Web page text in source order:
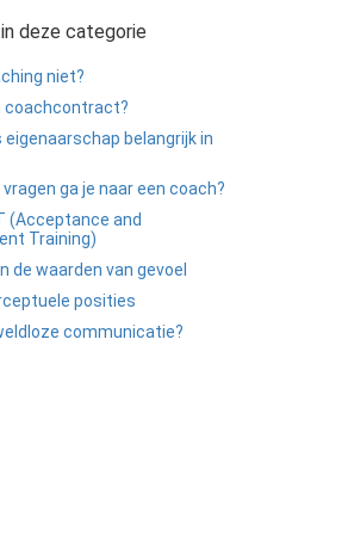
deze categorie
niet?
coachcontract?
eigenaarschap belangrijk in
ga je naar een coach?
(Acceptance and
Training)
de waarden van gevoel
posities
communicatie?